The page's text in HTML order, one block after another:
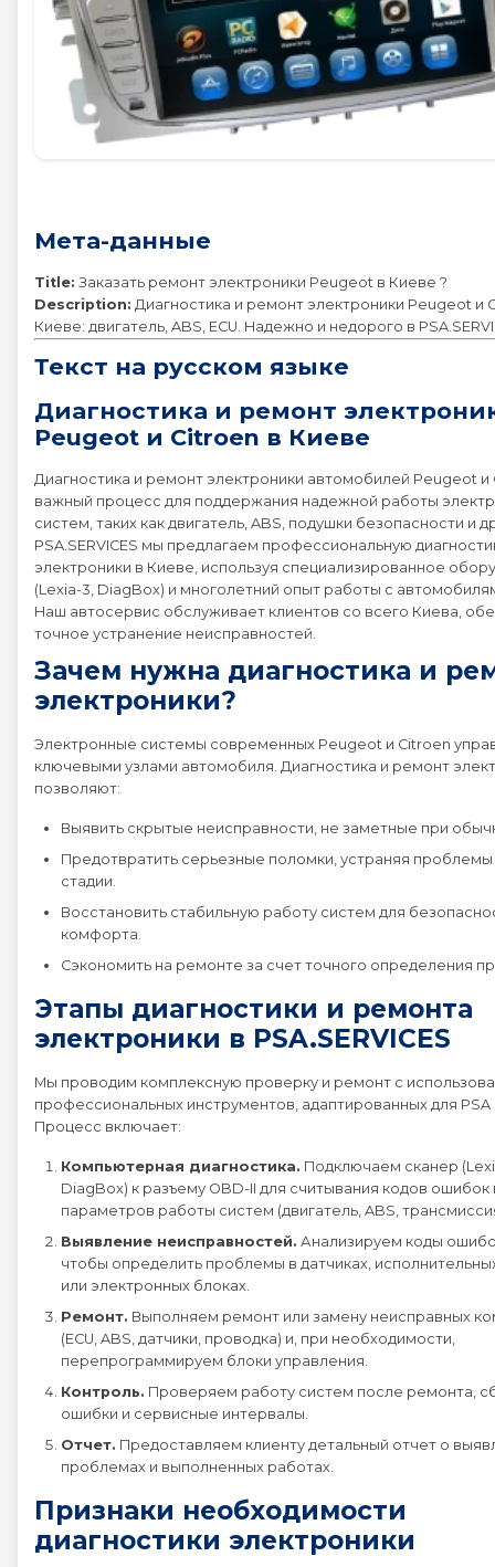
Peugeot 2008
Peugeot 206
Peugeot 208
Peugeot 3008
Peugeot 307
Peugeot 308
Peugeot 4007
Peugeot 4008
Peugeot 408
Peugeot 807
Peugeot BOXER
Peugeot EXPERT
Peugeot PARTNER
Peugeot RIFTER
Peugeot TRAVELLER
Мета-данные
Title: Заказать ремонт электроники Peugeot в Киеве ?
Description: Диагностика и ремонт электроники Peugeot и
Киеве: двигатель, ABS, ECU. Надежно и недорого в
Текст на русском языке
Диагностика и ремонт
Peugeot и Citroen в Киеве
Диагностика и ремонт электроники автомобилей Peugeot
важный процесс для поддержания надежной работы
систем, таких как двигатель, ABS, подушки безопасности и
PSA.SERVICES мы предлагаем профессиональную
электроники в Киеве, используя специализированное
(Lexia-3, DiagBox) и многолетний опыт работы с
Наш автосервис обслуживает клиентов со всего Киева,
точное устранение неисправностей.
Зачем нужна диагностика и
электроники?
Электронные системы современных Peugeot и Citroen
ключевыми узлами автомобиля. Диагностика и ремонт
позволяют:
Выявить скрытые неисправности, не заметные при
Предотвратить серьезные поломки, устраняя
стадии.
Восстановить стабильную работу систем для
комфорта.
Сэкономить на ремонте за счет точного определения
Этапы диагностики и ремонта
электроники в PSA.SERVICES
Мы проводим комплексную проверку и ремонт с
профессиональных инструментов, адаптированных для PSA
Процесс включает:
Компьютерная диагностика. Подключаем сканер
DiagBox) к разъему OBD-II для считывания кодов ошибок
параметров работы систем (двигатель, ABS,
Выявление неисправностей. Анализируем коды
чтобы определить проблемы в датчиках,
или электронных блоках.
Ремонт. Выполняем ремонт или замену неисправных
(ECU, ABS, датчики, проводка) и, при необходимости,
перепрограммируем блоки управления.
Контроль. Проверяем работу систем после ремонта,
ошибки и сервисные интервалы.
Отчет. Предоставляем клиенту детальный отчет о
проблемах и выполненных работах.
Признаки необходимости
диагностики электроники